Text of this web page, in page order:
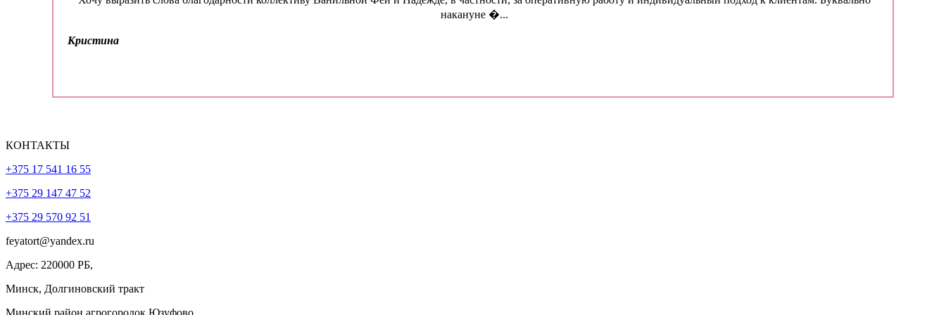
КОНТАКТЫ
+375 17 541 16 55
+375 29 147 47 52
+375 29 570 92 51
feyatort@yandex.ru
Адрес: 220000 РБ,
Минск, Долгиновский тракт
Минский район агрогородок Юзуфово